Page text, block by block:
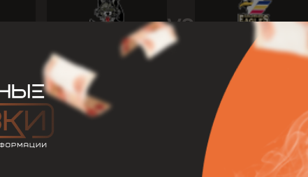
Чикаго
VS
Колорадо Иглз
СЧЕТ
Завершен